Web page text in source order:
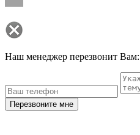
Наш менеджер перезвонит Вам:
Перезвоните мне